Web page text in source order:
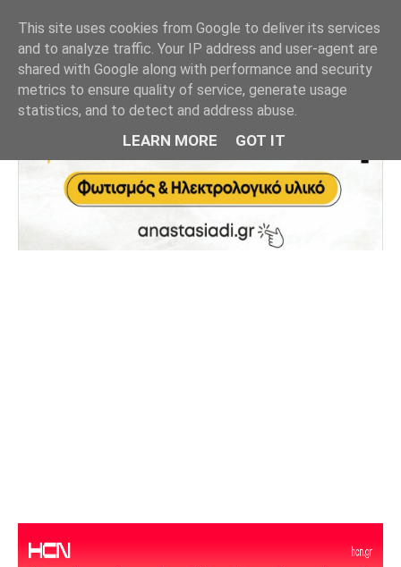
This site uses cookies from Google to deliver its services
and to analyze traffic. Your IP address and user-agent are
shared with Google along with performance and security
metrics to ensure quality of service, generate usage
statistics, and to detect and address abuse.
LEARN MORE GOT IT